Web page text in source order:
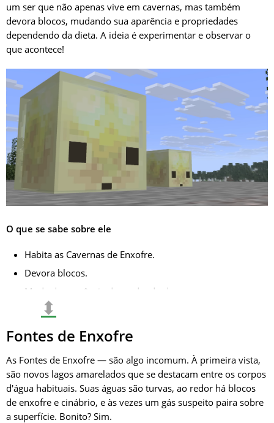
um ser que não apenas vive em cavernas, mas também
devora blocos, mudando sua aparência e propriedades
dependendo da dieta. A ideia é experimentar e observar o
que acontece!
O que se sabe sobre ele
Habita as Cavernas de Enxofre.
Devora blocos.
Muda de aparência dependendo do que come.
Algumas de suas características devem ser descobertas
Introduz um elemento de imprevisibilidade.
É interessante testar quais blocos afetam seu
comportamento e aparência.
Encaixa bem no tema de zonas subterrâneas perigosas.
Se as mecânicas não forem bem explicadas, alguns
⬍
Fontes de Enxofre
As Fontes de Enxofre — são algo incomum. À primeira vista,
são novos lagos amarelados que se destacam entre os corpos
d'água habituais. Suas águas são turvas, ao redor há blocos
de enxofre e cinábrio, e às vezes um gás suspeito paira sobre
a superfície. Bonito? Sim.